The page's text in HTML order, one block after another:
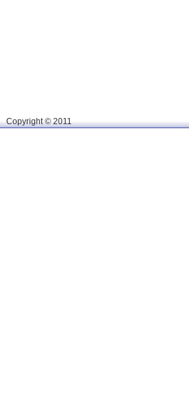
Сopyright © 2011